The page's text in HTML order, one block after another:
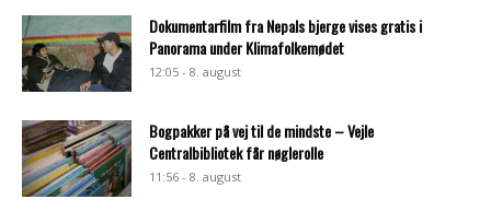
Dokumentarfilm fra Nepals bjerge vises gratis i
Panorama under Klimafolkemødet
12:05 - 8. august
Bogpakker på vej til de mindste – Vejle
Centralbibliotek får nøglerolle
11:56 - 8. august